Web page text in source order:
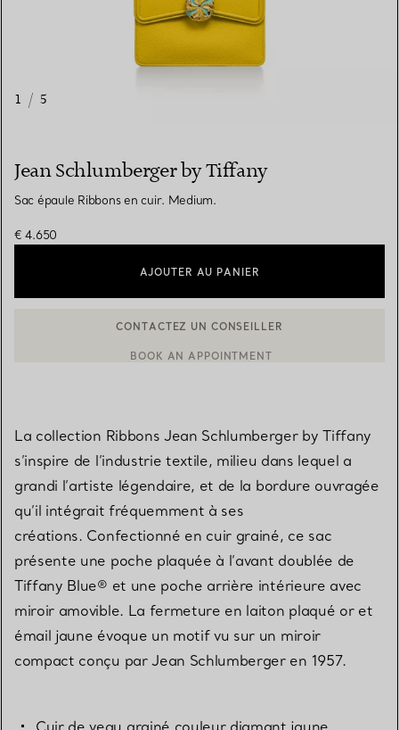
1 / 5
Jean Schlumberger by Tiffany
Sac épaule Ribbons en cuir. Medium.
€ 4.650
AJOUTER AU PANIER
La collection Ribbons Jean Schlumberger by Tiffany
s’inspire de l’industrie textile, milieu dans lequel a
grandi l’artiste légendaire, et de la bordure ouvragée
qu’il intégrait fréquemment à ses
créations. Confectionné en cuir grainé, ce sac
présente une poche plaquée à l’avant doublée de
Tiffany Blue® et une poche arrière intérieure avec
miroir amovible. La fermeture en laiton plaqué or et
émail jaune évoque un motif vu sur un miroir
compact conçu par Jean Schlumberger en 1957.